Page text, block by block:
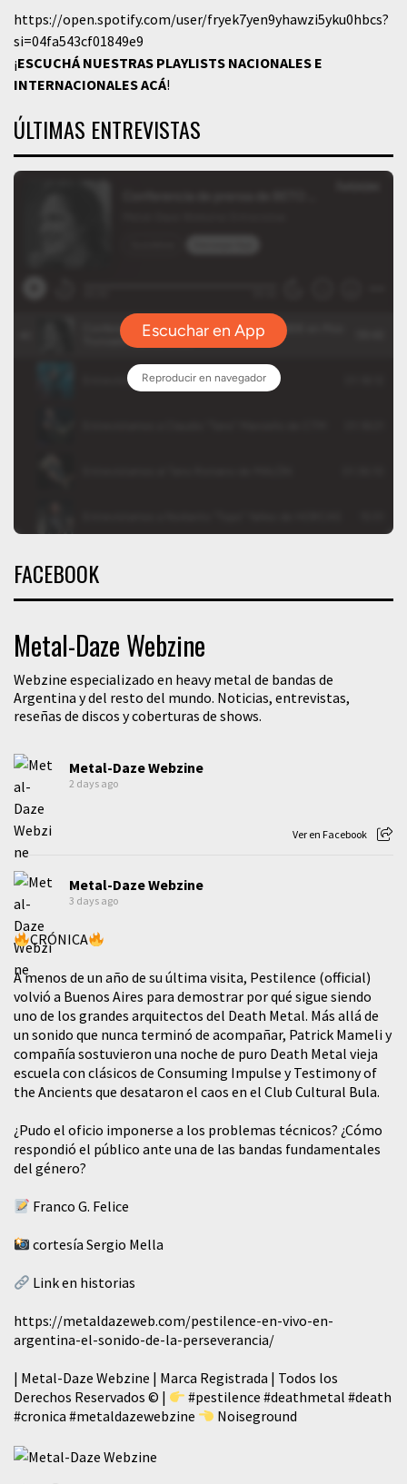
https://open.spotify.com/user/fryek7yen9yhawzi5yku0hbcs?
si=04fa543cf01849e9
¡ESCUCHÁ NUESTRAS PLAYLISTS NACIONALES E
INTERNACIONALESACÁ!
ÚLTIMAS ENTREVISTAS
FACEBOOK
Metal-Daze Webzine
Webzine especializado en heavy metal de bandas de
Argentina y del resto del mundo. Noticias, entrevistas,
reseñas de discos y coberturas de shows.
Metal-Daze Webzine
2 days ago
Ver en Facebook
Metal-Daze Webzine
3 days ago
CRÓNICA
A menos de un año de su última visita, Pestilence (official)
volvió a Buenos Aires para demostrar por qué sigue siendo
uno de los grandes arquitectos del Death Metal. Más allá de
un sonido que nunca terminó de acompañar, Patrick Mameli y
compañía sostuvieron una noche de puro Death Metal vieja
escuela con clásicos de Consuming Impulse y Testimony of
the Ancients que desataron el caos en el Club Cultural Bula.
¿Pudo el oficio imponerse a los problemas técnicos? ¿Cómo
respondió el público ante una de las bandas fundamentales
del género?
Franco G. Felice
cortesía Sergio Mella
Link en historias
https://metaldazeweb.com/pestilence-en-vivo-en-
argentina-el-sonido-de-la-perseverancia/
| Metal-Daze Webzine | Marca Registrada | Todos los
Derechos Reservados © |
#pestilence #deathmetal #death
#cronica #metaldazewebzine Noiseground